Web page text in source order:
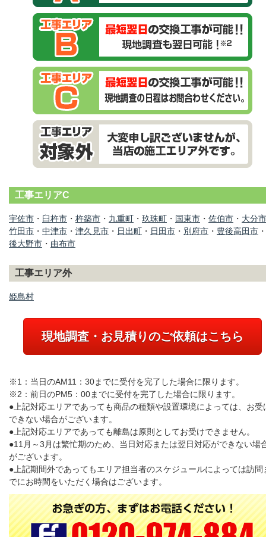
工事エリアC
宇佐市 ・ 臼杵市 ・ 杵築市 ・ 九重町 ・ 玖珠町 ・ 国東市 ・ 佐伯市 ・ 大分市
竹田市 ・ 中津市 ・ 津久見市 ・ 日出町 ・ 日田市 ・ 別府市 ・ 豊後高田市 ・
後大野市 ・ 由布市
工事エリア外
姫島村
現地調査・お見積りのご依頼はこちら
※1：当日のAM11：30までに受付を完了した場合に限ります。
※2：前日のPM5：00までに受付を完了した場合に限ります。
●上記対応エリアであっても商品の種類や設置環境によっては、お受
できない場合がございます。
●上記対応エリアであっても離島は原則としてお受けできません。
●11月～3月は繁忙期のため、当日対応または翌日対応ができない場
がございます。
●上記期間外であってもエリア担当者のスケジュールによっては訪問
でにお時間をいただく場合はございます。